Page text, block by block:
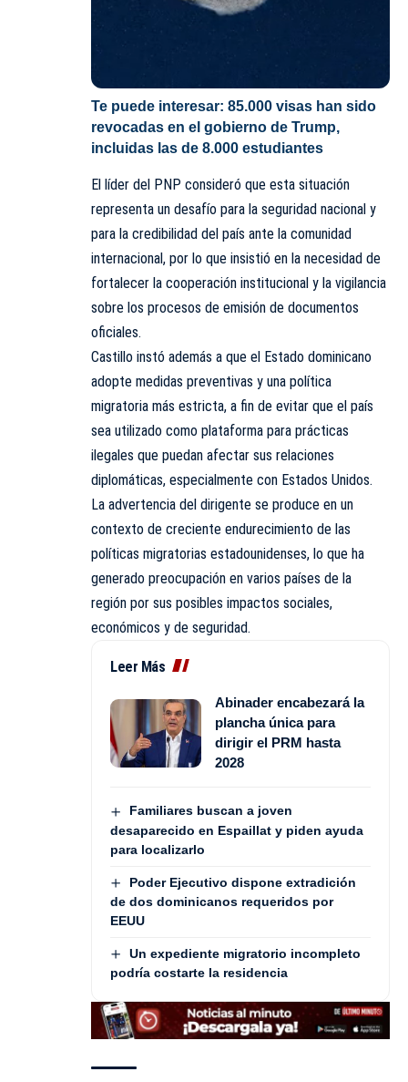
Te puede interesar: 85.000 visas han sido
revocadas en el gobierno de Trump,
incluidas las de 8.000 estudiantes
El líder del PNP consideró que esta situación
representa un desafío para la seguridad nacional y
para la credibilidad del país ante la comunidad
internacional, por lo que insistió en la necesidad de
fortalecer la cooperación institucional y la vigilancia
sobre los procesos de emisión de documentos
oficiales.
Castillo instó además a que el Estado dominicano
adopte medidas preventivas y una política
migratoria más estricta, a fin de evitar que el país
sea utilizado como plataforma para prácticas
ilegales que puedan afectar sus relaciones
diplomáticas, especialmente con Estados Unidos.
La advertencia del dirigente se produce en un
contexto de creciente endurecimiento de las
políticas migratorias estadounidenses, lo que ha
generado preocupación en varios países de la
región por sus posibles impactos sociales,
económicos y de seguridad.
Leer Más
Abinader encabezará la
plancha única para
dirigir el PRM hasta
2028
Familiares buscan a joven
desaparecido en Espaillat y piden ayuda
para localizarlo
Poder Ejecutivo dispone extradición
de dos dominicanos requeridos por
EEUU
Un expediente migratorio incompleto
podría costarte la residencia